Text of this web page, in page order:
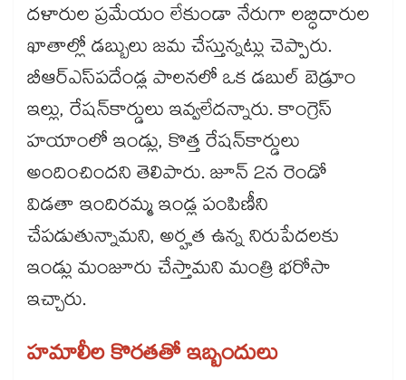
దళారుల ప్రమేయం లేకుండా నేరుగా లబ్ధిదారుల
ఖాతాల్లో డబ్బులు జమ చేస్తున్నట్లు చెప్పారు.
బీఆర్ఎస్​పదేండ్ల పాలనలో ఒక డబుల్ ​బెడ్రూం
ఇల్లు, రేషన్​కార్డులు ఇవ్వలేదన్నారు. కాంగ్రెస్
హయాంలో ఇండ్లు, కొత్త రేషన్​కార్డులు
అందించిందని తెలిపారు. జూన్ 2న రెండో
విడతా ఇందిరమ్మ ఇండ్ల పంపిణీని
చేపడుతున్నామని, అర్హత ఉన్న నిరుపేదలకు
ఇండ్లు మంజూరు చేస్తామని మంత్రి భరోసా
ఇచ్చారు.
హమాలీల కొరతతో ఇబ్బందులు